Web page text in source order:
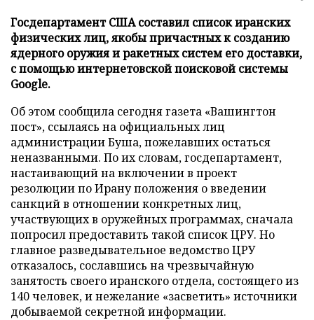
Госдепартамент США составил список иранских
физических лиц, якобы причастных к созданию
ядерного оружия и ракетных систем его доставки,
с помощью интернетовской поисковой системы
Google.
Об этом сообщила сегодня газета «Вашингтон
пост», ссылаясь на официальных лиц
администрации Буша, пожелавших остаться
неназванными. По их словам, госдепартамент,
настаивающий на включении в проект
резолюции по Ирану положения о введении
санкций в отношении конкретных лиц,
участвующих в оружейных программах, сначала
попросил предоставить такой список ЦРУ. Но
главное разведывательное ведомство ЦРУ
отказалось, сославшись на чрезвычайную
занятость своего иранского отдела, состоящего из
140 человек, и нежелание «засветить» источники
добываемой секретной информации.